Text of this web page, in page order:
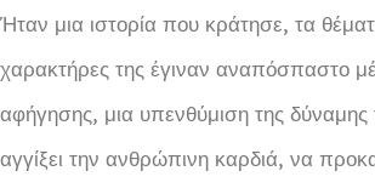
Ήταν μια ιστορία που κράτησε, τα
χαρακτήρες της έγιναν αναπόσπαστο
αφήγησης, μια υπενθύμιση της
αγγίξει την ανθρώπινη καρδιά, να